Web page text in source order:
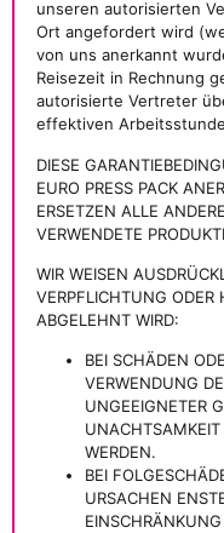
unseren autorisierten
Ort angefordert wird
von uns anerkannt
Reisezeit in Rechnung
autorisierte Vertreter
effektiven
DIESE
EURO PRESS PACK
ERSETZEN ALLE
VERWENDETE
WIR WEISEN
VERPFLICHTUNG ODER
ABGELEHNT WIRD:
BEI SCHÄDEN
VERWENDUNG
UNGEEIGNETER
WERDEN.
BEI
URSACHEN